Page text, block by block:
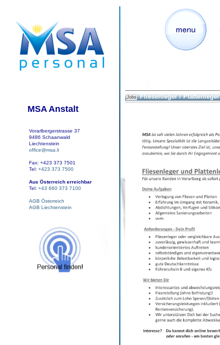
MSA Anstalt
Vorarlbergerstrasse 37
9486 Schaanwald
Liechtenstein
office@msa.li
Fax: +423 373 7501
Tel: +423 373 7500
Aus Österreich erreichbar
Tel: +43 660 373 7100
AGB Österreich
AGB Liechtenstein
Jobs Fliesenleger / Plattenleger